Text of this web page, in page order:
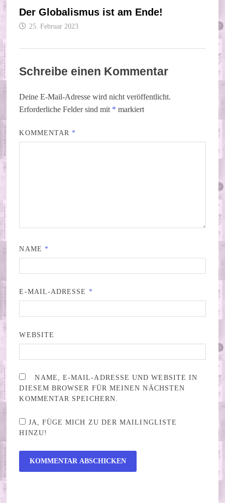
Der Globalismus ist am Ende!
25. Februar 2023
Schreibe einen Kommentar
Deine E-Mail-Adresse wird nicht veröffentlicht.
Erforderliche Felder sind mit * markiert
KOMMENTAR *
NAME *
E-MAIL-ADRESSE *
WEBSITE
NAME, E-MAIL-ADRESSE UND WEBSITE IN
DIESEM BROWSER FÜR MEINEN NÄCHSTEN
KOMMENTAR SPEICHERN.
JA, FÜGE MICH ZU DER MAILINGLISTE
HINZU!